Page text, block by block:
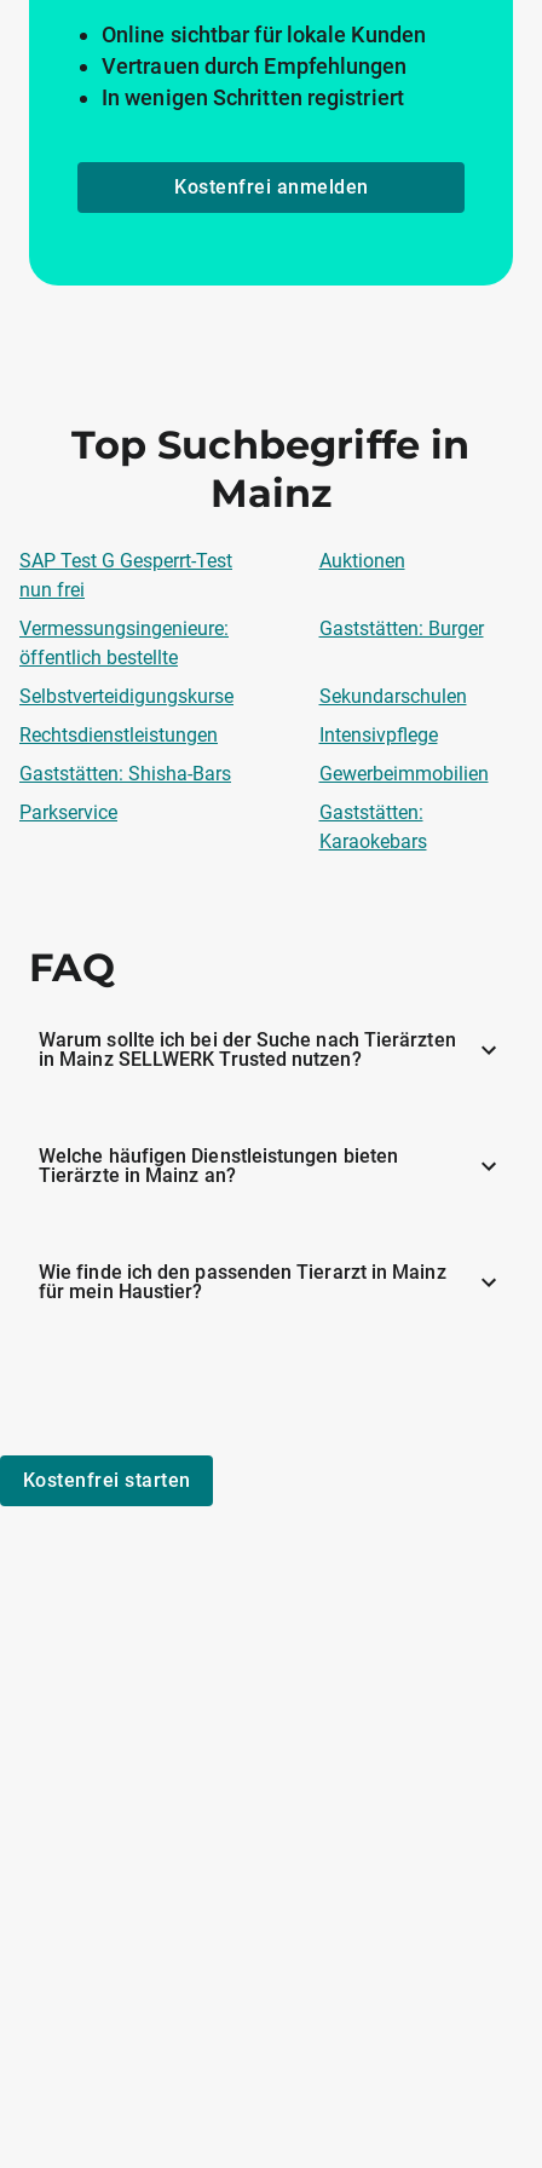
Online sichtbar für lokale Kunden
Vertrauen durch Empfehlungen
In wenigen Schritten registriert
Kostenfrei anmelden
Top Suchbegriffe in
Mainz
SAP Test G Gesperrt-Test
nun frei
Auktionen
Vermessungsingenieure:
öffentlich bestellte
Gaststätten: Burger
Selbstverteidigungskurse
Sekundarschulen
Rechtsdienstleistungen
Intensivpflege
Gaststätten: Shisha-Bars
Gewerbeimmobilien
Parkservice
Gaststätten:
Karaokebars
FAQ
Warum sollte ich bei der Suche nach Tierärzten
in Mainz SELLWERK Trusted nutzen?
Welche häufigen Dienstleistungen bieten
Tierärzte in Mainz an?
Wie finde ich den passenden Tierarzt in Mainz
für mein Haustier?
Kostenfrei starten